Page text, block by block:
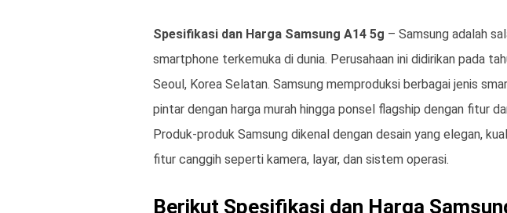
Spesifikasi dan Harga Samsung A14 5g – Samsung adalah
smartphone terkemuka di dunia. Perusahaan ini didirikan pada
Seoul, Korea Selatan. Samsung memproduksi berbagai jenis
pintar dengan harga murah hingga ponsel flagship dengan fitur
Produk-produk Samsung dikenal dengan desain yang elegan,
fitur canggih seperti kamera, layar, dan sistem operasi.
Berikut Spesifikasi dan Harga